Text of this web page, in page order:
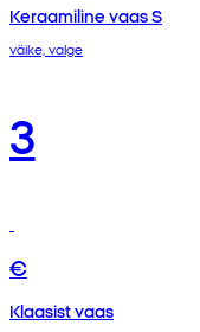
Keraamiline vaas S
väike, valge
3
€
Klaasist vaas